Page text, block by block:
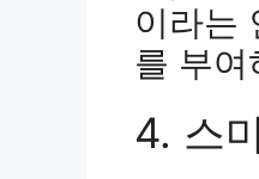
이라는
를 부
4. 스